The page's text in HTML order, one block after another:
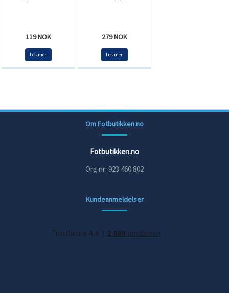
119 NOK
Les mer
279 NOK
Les mer
Om Fotbutikken.no
Fotbutikken.no
Org.nr: 923 460 802
Kundeanmeldelser